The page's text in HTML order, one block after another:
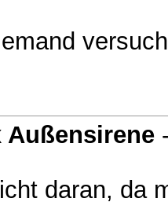
Außensirene
daran, da